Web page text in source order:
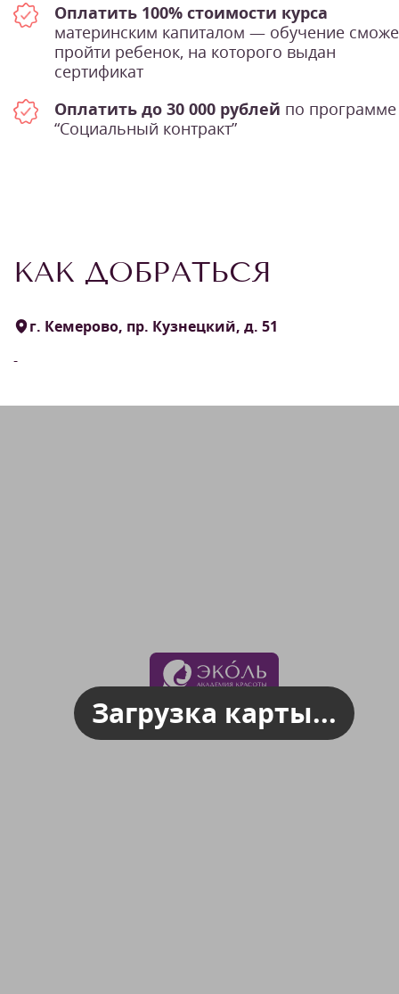
Оплатить 100% стоимости курса
материнским капиталом — обучение
пройти ребенок, на которого выдан
сертификат
Оплатить до 30 000 рублей по программе
“Социальный контракт”
КАК ДОБРАТЬСЯ
г. Кемерово, пр. Кузнецкий, д. 51
-
Загрузка карты...